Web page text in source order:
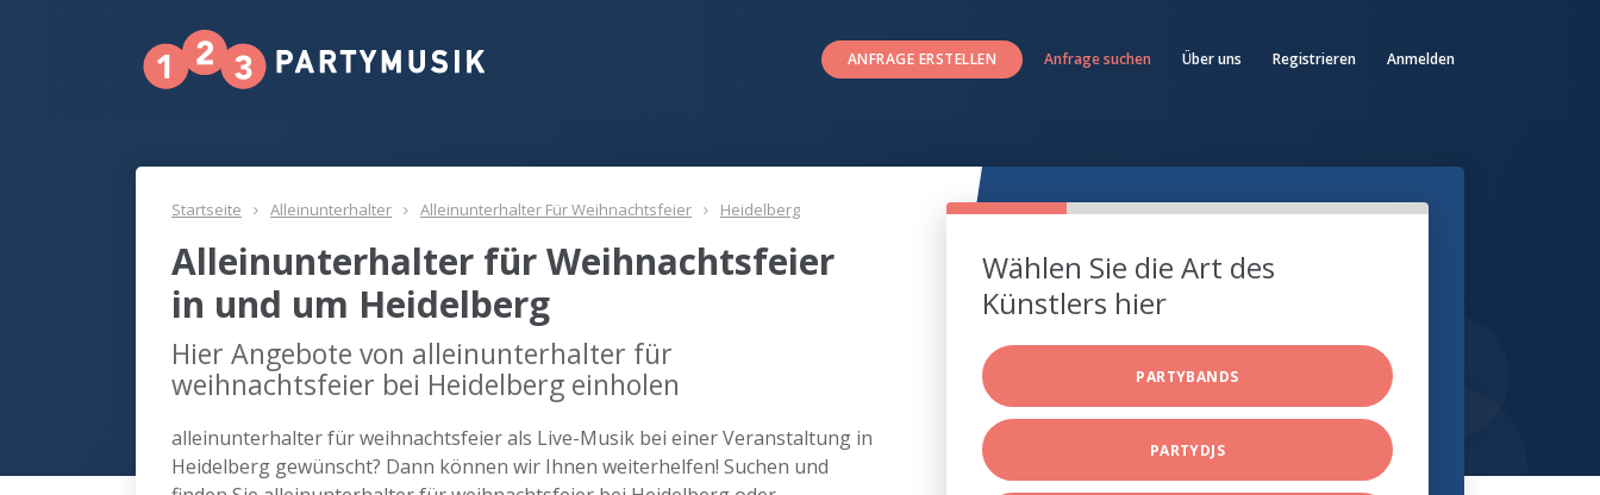
ANFRAGE ERSTELLEN Anfrage suchen Über uns Registrieren Anmelden
Startseite Alleinunterhalter Alleinunterhalter Für Weihnachtsfeier Heidelberg
Alleinunterhalter für Weihnachtsfeier
in und um Heidelberg
Hier Angebote von alleinunterhalter für
weihnachtsfeier bei Heidelberg einholen
alleinunterhalter für weihnachtsfeier als Live-Musik bei einer Veranstaltung in
Heidelberg gewünscht? Dann können wir Ihnen weiterhelfen! Suchen und
Wählen Sie die Art des
Künstlers hier
PARTYBANDS
PARTYDJS